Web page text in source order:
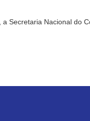
Secretaria Nacional do